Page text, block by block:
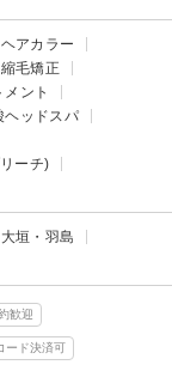
ヘアカラー
縮毛矯正
メント
ヘッドスパ
ーチ)
垣・羽島
歓迎
ード決済可